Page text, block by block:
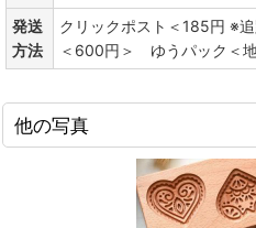
発送
方法
クリックポスト＜185円 ※
＜600円＞ ゆうパック＜
他の写真